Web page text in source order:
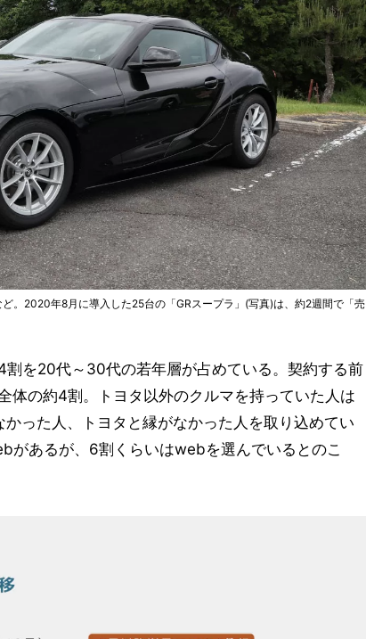
。2020年8月に導入した25台の「GRスープラ」(写真)は、約2週間で「売
を20代～30代の若年層が占めている。契約する前
体の約4割。トヨタ以外のクルマを持っていた人は
った人、トヨタと縁がなかった人を取り込めてい
があるが、6割くらいはwebを選んでいるとのこ